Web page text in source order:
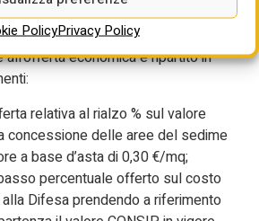
PolicyPrivacy Policy
e 20 punti per quella tecnica.
economica è ripartito in
relativa al rialzo % sul valore
concessione delle aree del sedime
a base d’asta di 0,30 €/mq;
percentuale offerto sul costo
Difesa prendendo a riferimento